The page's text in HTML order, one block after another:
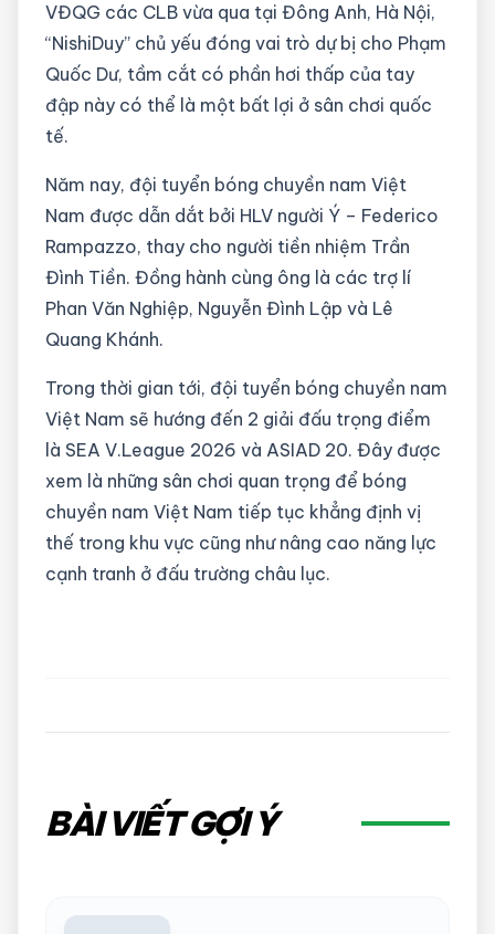
VĐQG các CLB vừa qua tại Đông Anh, Hà Nội,
“NishiDuy” chủ yếu đóng vai trò dự bị cho Phạm
Quốc Dư, tầm cắt có phần hơi thấp của tay
đập này có thể là một bất lợi ở sân chơi quốc
tế.
Năm nay, đội tuyển bóng chuyền nam Việt
Nam được dẫn dắt bởi HLV người Ý – Federico
Rampazzo, thay cho người tiền nhiệm Trần
Đình Tiền. Đồng hành cùng ông là các trợ lí
Phan Văn Nghiệp, Nguyễn Đình Lập và Lê
Quang Khánh.
Trong thời gian tới, đội tuyển bóng chuyền nam
Việt Nam sẽ hướng đến 2 giải đấu trọng điểm
là SEA V.League 2026 và ASIAD 20. Đây được
xem là những sân chơi quan trọng để bóng
chuyền nam Việt Nam tiếp tục khẳng định vị
thế trong khu vực cũng như nâng cao năng lực
cạnh tranh ở đấu trường châu lục.
BÀI VIẾT GỢI Ý